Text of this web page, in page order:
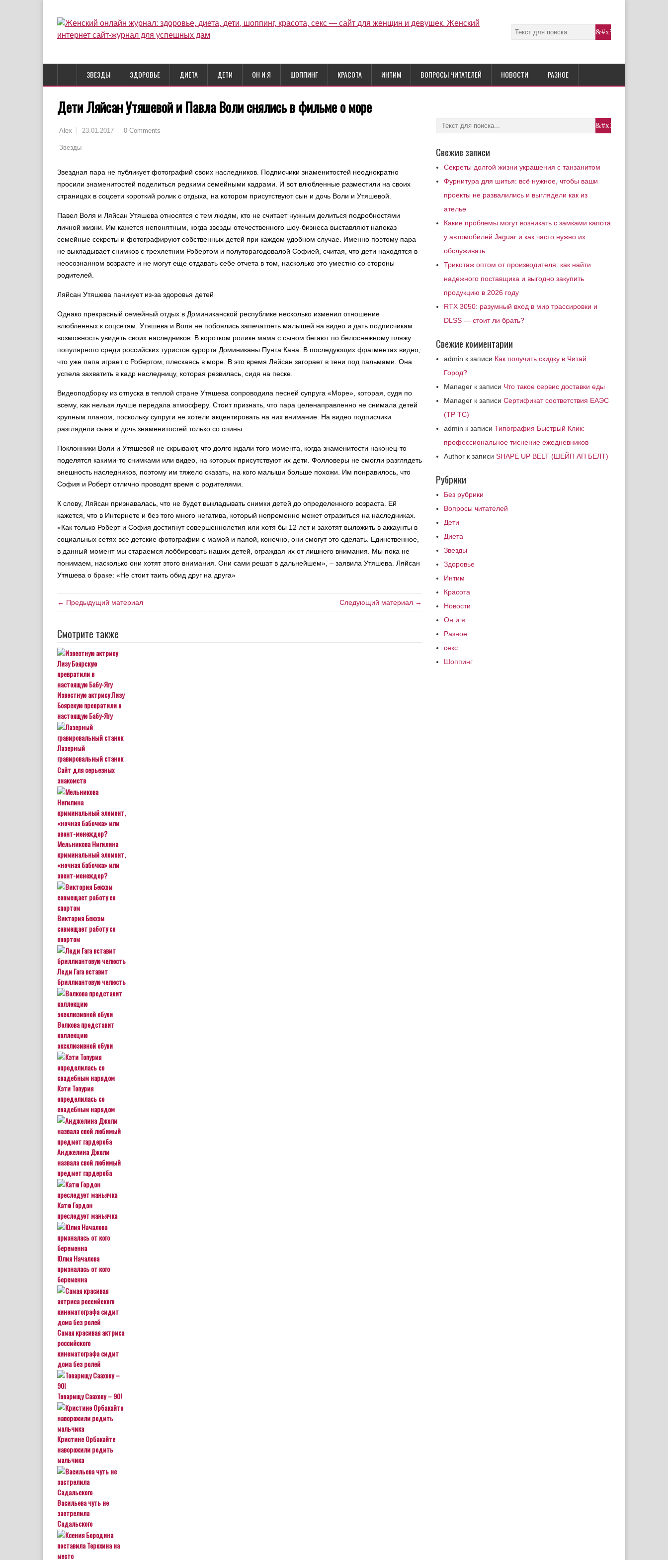
ЗВЕЗДЫ ЗДОРОВЬЕ ДИЕТА ДЕТИ ОН И Я ШОППИНГ КРАСОТА ИНТИМ ВОПРОСЫ ЧИТАТЕЛЕЙ НОВОСТИ РАЗНОЕ
Дети Ляйсан Утяшевой и Павла Воли снялись в фильме о море
Alex 23.01.2017 0 Comments
Звезды
Звездная пара не публикует фотографий своих наследников. Подписчики знаменитостей неоднократно
просили знаменитостей поделиться редкими семейными кадрами. И вот влюбленные разместили на своих
страницах в соцсети короткий ролик с отдыха, на котором присутствуют сын и дочь Воли и Утяшевой.
Павел Воля и Ляйсан Утяшева относятся с тем людям, кто не считает нужным делиться подробностями
личной жизни. Им кажется непонятным, когда звезды отечественного шоу-бизнеса выставляют напоказ
семейные секреты и фотографируют собственных детей при каждом удобном случае. Именно поэтому пара
не выкладывает снимков с трехлетним Робертом и полуторагодовалой Софией, считая, что дети находятся в
неосознанном возрасте и не могут еще отдавать себе отчета в том, насколько это уместно со стороны
родителей.
Ляйсан Утяшева паникует из-за здоровья детей
Однако прекрасный семейный отдых в Доминиканской республике несколько изменил отношение
влюбленных к соцсетям. Утяшева и Воля не побоялись запечатлеть малышей на видео и дать подписчикам
возможность увидеть своих наследников. В коротком ролике мама с сыном бегают по белоснежному пляжу
популярного среди российских туристов курорта Доминиканы Пунта Кана. В последующих фрагментах видно,
что уже папа играет с Робертом, плескаясь в море. В это время Ляйсан загорает в тени под пальмами. Она
успела захватить в кадр наследницу, которая резвилась, сидя на песке.
Видеоподборку из отпуска в теплой стране Утяшева сопроводила песней супруга «Море», которая, судя по
всему, как нельзя лучше передала атмосферу. Стоит признать, что пара целенаправленно не снимала детей
крупным планом, поскольку супруги не хотели акцентировать на них внимание. На видео подписчики
разглядели сына и дочь знаменитостей только со спины.
Поклонники Воли и Утяшевой не скрывают, что долго ждали того момента, когда знаменитости наконец-то
поделятся какими-то снимками или видео, на которых присутствуют их дети. Фолловеры не смогли разглядеть
внешность наследников, поэтому им тяжело сказать, на кого малыши больше похожи. Им понравилось, что
София и Роберт отлично проводят время с родителями.
К слову, Ляйсан признавалась, что не будет выкладывать снимки детей до определенного возраста. Ей
кажется, что в Интернете и без того много негатива, который непременно может отразиться на наследниках.
«Как только Роберт и София достигнут совершеннолетия или хотя бы 12 лет и захотят выложить в аккаунты в
социальных сетях все детские фотографии с мамой и папой, конечно, они смогут это сделать. Единственное,
в данный момент мы стараемся лоббировать наших детей, ограждая их от лишнего внимания. Мы пока не
понимаем, насколько они хотят этого внимания. Они сами решат в дальнейшем», – заявила Утяшева. Ляйсан
Утяшева о браке: «Не стоит таить обид друг на друга»
← Предыдущий материал Следующий материал →
Смотрите также
Известную актрису Лизу
Боярскую превратили в
настоящую Бабу-Ягу
Лазерный
гравировальный станок
Сайт для серьезных
знакомств
Мельникова Нигилина
криминальный элемент,
«ночная бабочка» или
эвент-менеждер?
Виктория Бекхэм
совмещает работу со
спортом
Леди Гага вставит
бриллиантовую челюсть
Волкова представит
коллекцию
эксклюзивной обуви
Кэти Топурия
определилась со
свадебным нарядом
Анджелина Джоли
назвала свой любимый
предмет гардероба
Катю Гордон
преследует маньячка
Юлия Началова
призналась от кого
беременна
Самая красивая актриса
российского
кинематографа сидит
дома без ролей
Товарищу Саахову – 90!
Кристине Орбакайте
наворожили родить
мальчика
Васильева чуть не
застрелила
Садальского
Свежие записи
Секреты долгой жизни украшения с танзанитом
Фурнитура для шитья: всё нужное, чтобы ваши
проекты не развалились и выглядели как из
ателье
Какие проблемы могут возникать с замками капота
у автомобилей Jaguar и как часто нужно их
обслуживать
Трикотаж оптом от производителя: как найти
надежного поставщика и выгодно закупить
продукцию в 2026 году
RTX 3050: разумный вход в мир трассировки и
DLSS — стоит ли брать?
Свежие комментарии
admin к записи Как получить скидку в Читай
Город?
Manager к записи Что такое сервис доставки еды
Manager к записи Сертификат соответствия ЕАЭС
(ТР ТС)
admin к записи Типография Быстрый Клик:
профессиональное тиснение ежедневников
Author к записи SHAPE UP BELT (ШЕЙП АП БЕЛТ)
Рубрики
Без рубрики
Вопросы читателей
Дети
Диета
Звезды
Здоровье
Интим
Красота
Новости
Он и я
Разное
секс
Шоппинг